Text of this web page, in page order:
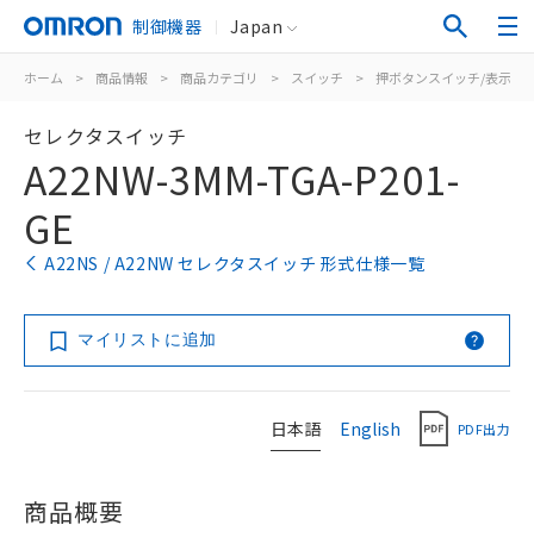
制御機器 Japan
ホーム > 商品情報 > 商品カテゴリ > スイッチ > 押ボタンスイッチ/表示灯
セレクタスイッチ
A22NW-3MM-TGA-P201-
GE
A22NS / A22NW セレクタスイッチ 形式仕様一覧
マイリストに追加
日本語 English PDF出力
商品概要